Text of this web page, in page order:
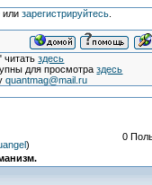
или зарегистрируйтесь.
читатьздесь
для просмотраздесь
quantmag@mail.ru
)
0